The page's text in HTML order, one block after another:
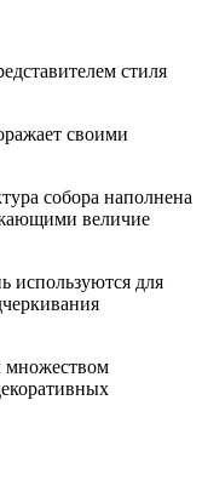
стиля
своими
собора наполнена
величие
используются для
множеством